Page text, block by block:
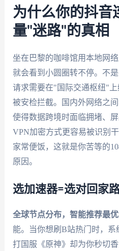
为什么你的抖音
量"迷路"的真相
坐在巴黎的咖啡馆用本地网
就会看到小圆圈转不停。不
请求需要在"国际交通枢纽"
被安检拦截。国内外网络之
使得数据跨境时面临拥堵、
VPN加密方式更容易被识别
家常便饭，这就是你苦等的
原因。
选加速器=选对回家
全球节点分布，智能推荐最
能。当你想刷B站热门时，系
打国服《原神》却为你秒切香